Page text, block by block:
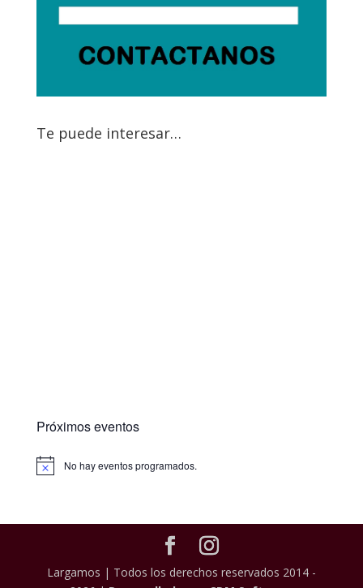
Te puede interesar…
Próximos eventos
No hay eventos programados.
Largamos | Todos los derechos reservados 2014 -